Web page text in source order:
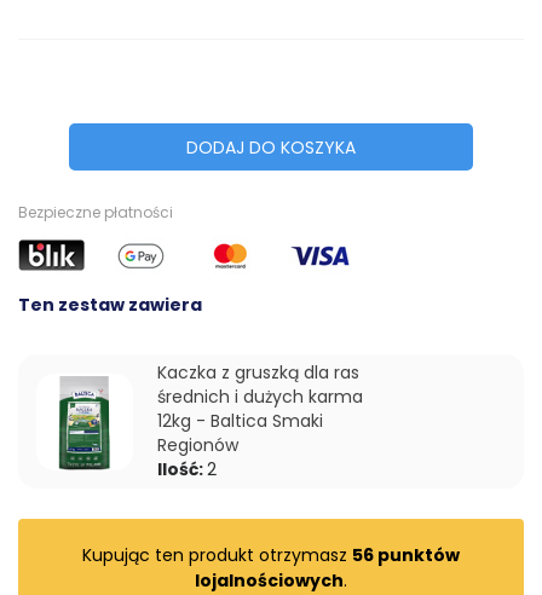
DODAJ DO KOSZYKA
Bezpieczne płatności
Ten zestaw zawiera
Kaczka z gruszką dla ras
średnich i dużych karma
12kg - Baltica Smaki
Regionów
Ilość:2
Kupując ten produkt otrzymasz 56 punktów
lojalnościowych.